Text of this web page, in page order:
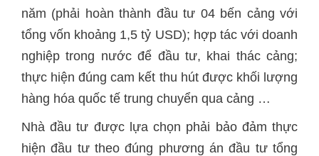
năm (phải hoàn thành đầu tư 04 bến cảng với
tổng vốn khoảng 1,5 tỷ USD); hợp tác với doanh
nghiệp trong nước để đầu tư, khai thác cảng;
thực hiện đúng cam kết thu hút được khối lượng
hàng hóa quốc tế trung chuyển qua cảng …
Nhà đầu tư được lựa chọn phải bảo đảm thực
hiện đầu tư theo đúng phương án đầu tư tổng